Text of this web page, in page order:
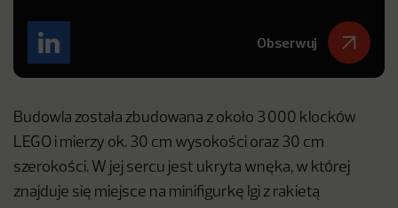
Obserwuj
Budowla została zbudowana z około 3 000 klocków
LEGO i mierzy ok. 30 cm wysokości oraz 30 cm
szerokości. W jej sercu jest ukryta wnęka, w której
znajduje się miejsce na minifigurkę Igi z rakietą